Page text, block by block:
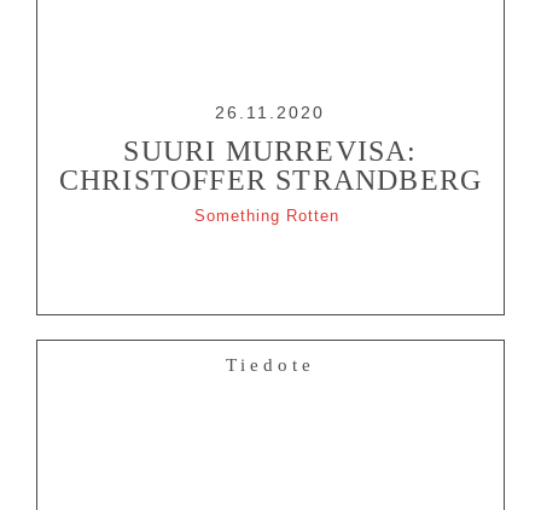
26.11.2020
SUURI MURREVISA:
CHRISTOFFER STRANDBERG
Something Rotten
Tiedote